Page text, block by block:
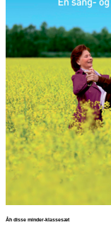
Åh disse minder-klassesæt